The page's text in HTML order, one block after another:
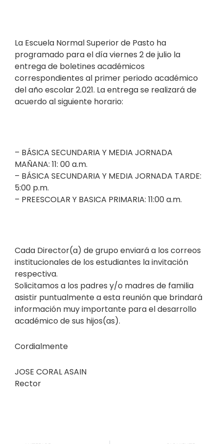
La Escuela Normal Superior de Pasto ha
programado para el día viernes 2 de julio la
entrega de boletines académicos
correspondientes al primer periodo académico
del año escolar 2.021. La entrega se realizará de
acuerdo al siguiente horario:
– BÁSICA SECUNDARIA Y MEDIA JORNADA
MAÑANA: 11: 00 a.m.
– BÁSICA SECUNDARIA Y MEDIA JORNADA TARDE:
5:00 p.m.
– PREESCOLAR Y BASICA PRIMARIA: 11:00 a.m.
Cada Director(a) de grupo enviará a los correos
institucionales de los estudiantes la invitación
respectiva.
Solicitamos a los padres y/o madres de familia
asistir puntualmente a esta reunión que brindará
información muy importante para el desarrollo
académico de sus hijos(as).
Cordialmente
JOSE CORAL ASAIN
Rector